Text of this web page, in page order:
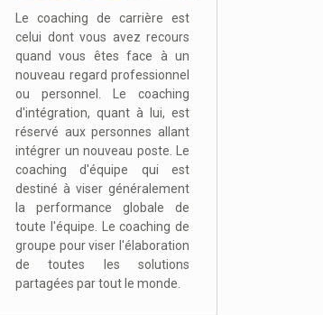
Le coaching de carrière est
celui dont vous avez recours
quand vous êtes face à un
nouveau regard professionnel
ou personnel. Le coaching
d'intégration, quant à lui, est
réservé aux personnes allant
intégrer un nouveau poste. Le
coaching d'équipe qui est
destiné à viser généralement
la performance globale de
toute l'équipe. Le coaching de
groupe pour viser l'élaboration
de toutes les solutions
partagées par tout le monde.